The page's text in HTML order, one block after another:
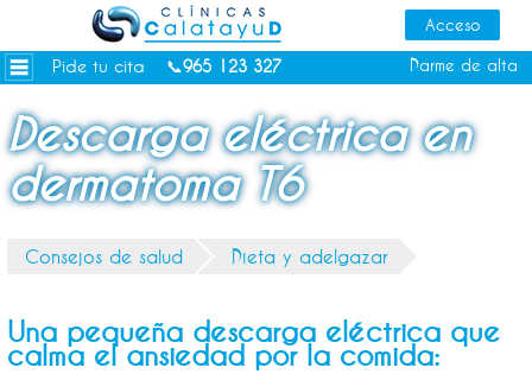
Pide tu cita 📞965 123 327 Darme de alta
Dietas personalizadas
Tratamientos Corporales
Depilación Láser Alicante
Contacto
Consejos de salud
Descarga eléctrica en
dermatoma T6
Consejos de salud Dieta y adelgazar
Una pequeña descarga eléctrica que
calma el ansiedad por la comida: